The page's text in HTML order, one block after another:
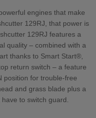
engines that make
129RJ, that power is
129RJ features a
quality – combined with a
thanks to Smart Start®,
return switch – a feature
position for trouble-free
and grass blade plus a
to switch guard.